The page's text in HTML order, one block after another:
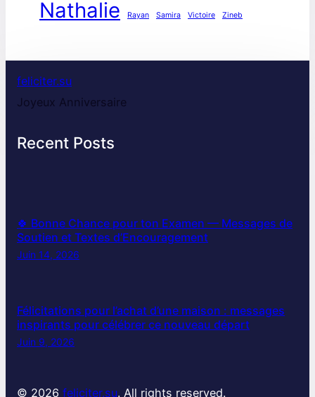
Nathalie Rayan Samira Victoire Zineb
feliciter.su
Joyeux Anniversaire
Recent Posts
🍀 Bonne Chance pour ton Examen — Messages de
Soutien et Textes d’Encouragement
Juin 14, 2026
Félicitations pour l’achat d’une maison : messages
inspirants pour célébrer ce nouveau départ
Juin 9, 2026
© 2026 feliciter.su. All rights reserved.